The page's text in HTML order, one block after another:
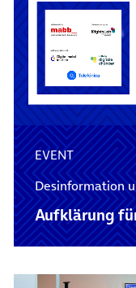
EVENT
Desinformation
Aufklärung